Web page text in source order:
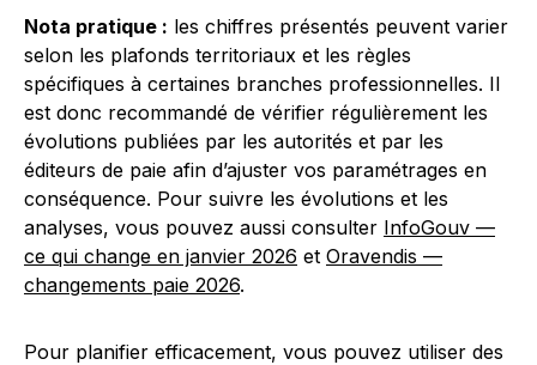
Nota pratique : les chiffres présentés peuvent varier
selon les plafonds territoriaux et les règles
spécifiques à certaines branches professionnelles. Il
est donc recommandé de vérifier régulièrement les
évolutions publiées par les autorités et par les
éditeurs de paie afin d’ajuster vos paramétrages en
conséquence. Pour suivre les évolutions et les
analyses, vous pouvez aussi consulter InfoGouv —
ce qui change en janvier 2026 et Oravendis —
changements paie 2026.
Pour planifier efficacement, vous pouvez utiliser des